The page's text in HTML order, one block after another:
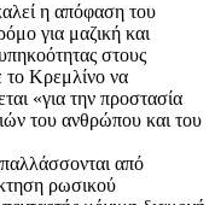
η απόφαση του
για μαζική και
στους
το Κρεμλίνο να
«για την προστασία
του ανθρώπου και του
από
ρωσικού